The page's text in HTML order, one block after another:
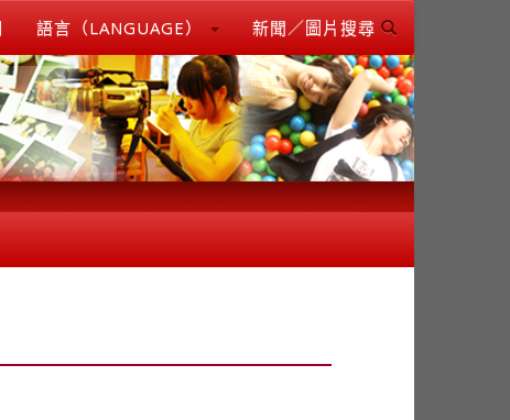
語言（LANGUAGE） 新聞／圖片搜尋